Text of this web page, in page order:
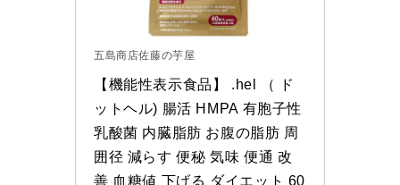
五島商店佐藤の芋屋
【機能性表示食品】 .hel （ ド
ットヘル) 腸活 HMPA 有胞子性
乳酸菌 内臓脂肪 お腹の脂肪 周
囲径 減らす 便秘 気味 便通 改
善 血糖値 下げる ダイエット 60